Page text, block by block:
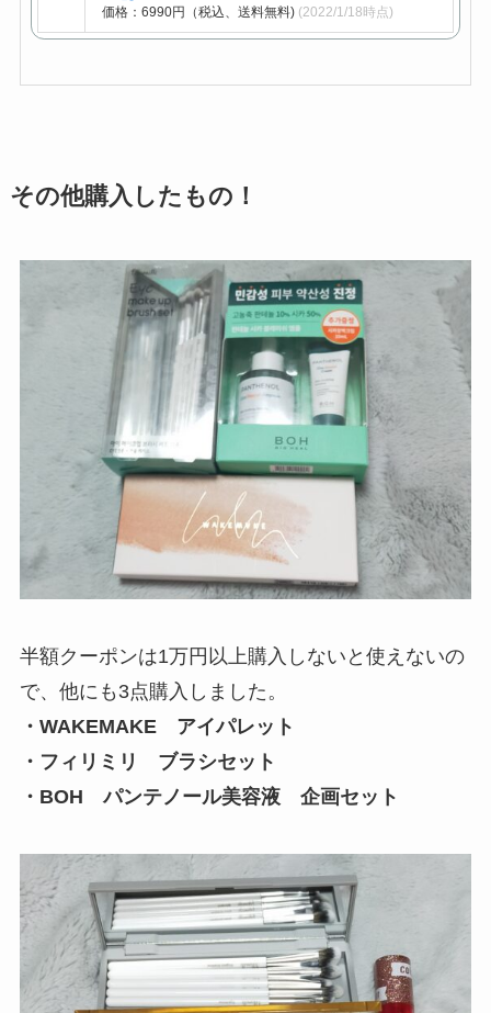
価格：6990円（税込、送料無料) (2022/1/18時点)
その他購入したもの！
半額クーポンは1万円以上購入しないと使えないの
で、他にも3点購入しました。
・WAKEMAKE アイパレット
・フィリミリ ブラシセット
・BOH パンテノール美容液 企画セット